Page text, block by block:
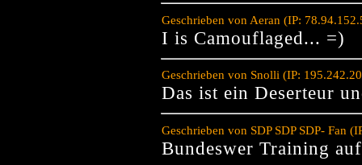
Geschrieben von Aeran (IP:
I is Camouflaged... =)
Geschrieben von Snolli (IP:
Das ist ein Deserteur
Geschrieben von SDP SDP SDP- Fan
Bundeswer Training